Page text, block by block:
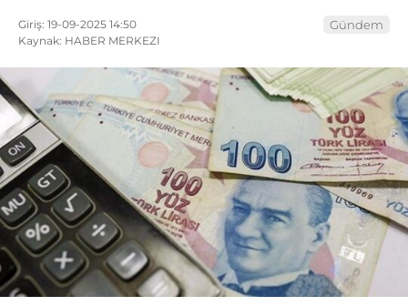
Giriş: 19-09-2025 14:50
Kaynak: HABER MERKEZI
Gündem